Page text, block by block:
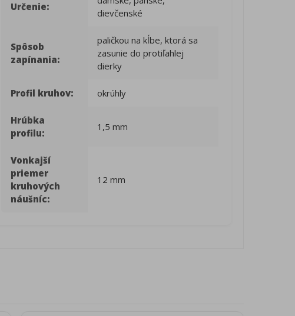
Určenie:
dievčenské
Spôsob
zapínania:
paličkou na kĺbe, ktorá sa
zasunie do protiľahlej
dierky
Profil kruhov: okrúhly
Hrúbka
profilu:
1,5 mm
Vonkajší
priemer
kruhových
náušníc:
12 mm